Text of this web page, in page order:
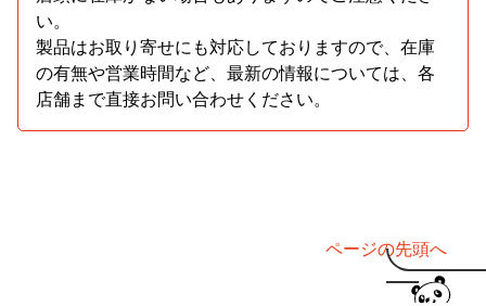
い。
製品はお取り寄せにも対応しておりますので、在庫
の有無や営業時間など、最新の情報については、各
店舗まで直接お問い合わせください。
ページの先頭へ